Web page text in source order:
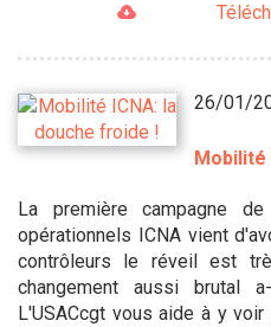
26/01/
Mobilité
La première campagne
opérationnels ICNA vient
contrôleurs le réveil est
changement aussi brutal
L'USACcgt vous aide à y